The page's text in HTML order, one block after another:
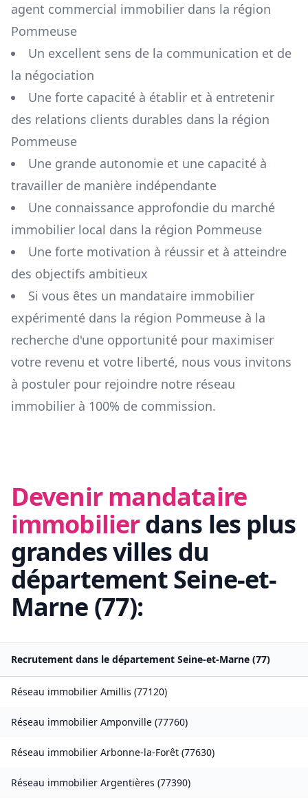
agent commercial immobilier dans la région
Pommeuse
Un excellent sens de la communication et de
la négociation
Une forte capacité à établir et à entretenir
des relations clients durables dans la région
Pommeuse
Une grande autonomie et une capacité à
travailler de manière indépendante
Une connaissance approfondie du marché
immobilier local dans la région Pommeuse
Une forte motivation à réussir et à atteindre
des objectifs ambitieux
Si vous êtes un mandataire immobilier
expérimenté dans la région Pommeuse à la
recherche d'une opportunité pour maximiser
votre revenu et votre liberté, nous vous invitons
à postuler pour rejoindre notre réseau
immobilier à 100% de commission.
Devenir mandataire
immobilierdans les plus
grandes villes du
départementSeine-et-
Marne (77):
Recrutement dans le département Seine-et-Marne (77)
Réseau immobilier Amillis (77120)
Réseau immobilier Amponville (77760)
Réseau immobilier Arbonne-la-Forêt (77630)
Réseau immobilier Argentières (77390)